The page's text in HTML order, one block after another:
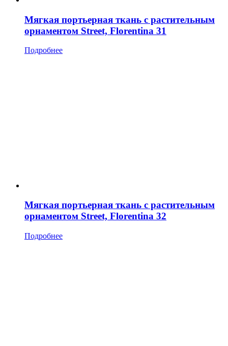
Мягкая портьерная ткань с растительным
орнаментом Street, Florentina 31
Подробнее
Мягкая портьерная ткань с растительным
орнаментом Street, Florentina 32
Подробнее